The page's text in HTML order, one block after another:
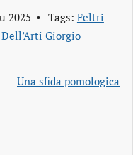
2025 Tags: Feltri
Dell’Arti Giorgio
Una sfida pomologica